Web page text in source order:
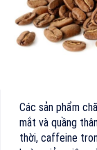
Các sản phẩm
mắt và quầng
thời, caffeine